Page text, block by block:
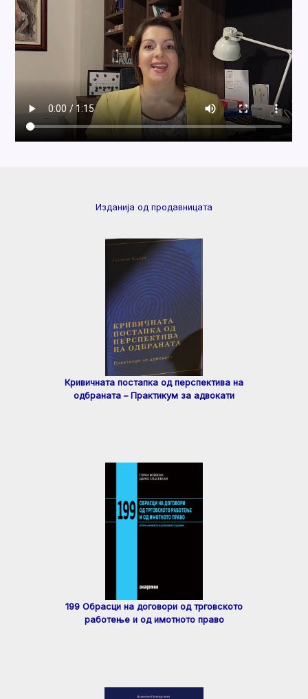
Изданија од продавницата
Кривичната постапка од перспектива на
одбраната – Практикум за адвокати
199 Обрасци на договори од трговското
работење и од имотното право